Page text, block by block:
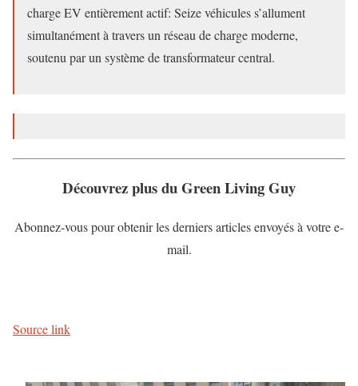
charge EV entièrement actif: Seize véhicules s’allument
simultanément à travers un réseau de charge moderne,
soutenu par un système de transformateur central.
Découvrez plus du Green Living Guy
Abonnez-vous pour obtenir les derniers articles envoyés à votre e-
mail.
Source link